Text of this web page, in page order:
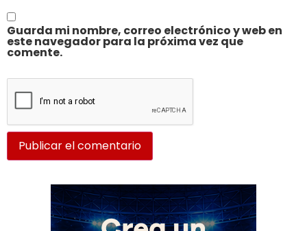
Guarda mi nombre, correo electrónico y web en
este navegador para la próxima vez que
comente.